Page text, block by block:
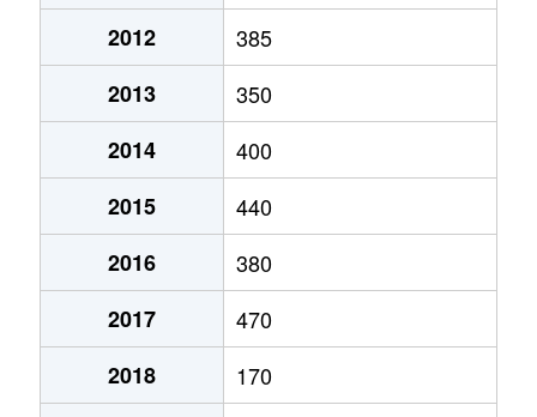
2012
385
2013
350
2014
400
2015
440
2016
380
2017
470
2018
170